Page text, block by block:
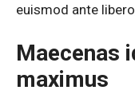
euismod ante
Maecenas
maximus